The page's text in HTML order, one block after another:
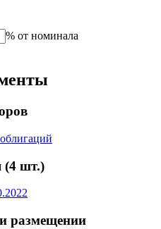
% от номинала
(4 шт.)
размещении